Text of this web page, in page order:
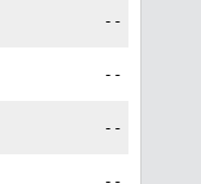
--
--
--